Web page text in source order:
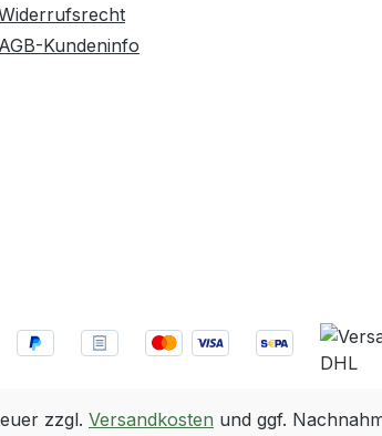
AGB-Kundeninfo
zzgl. Versandkosten und ggf.